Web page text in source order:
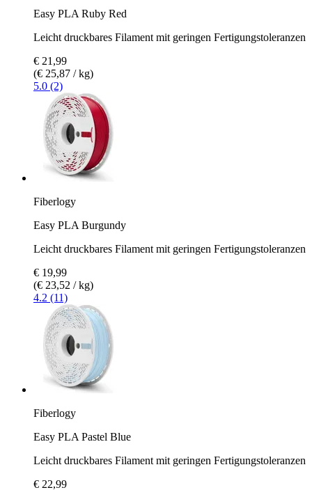
Easy PLA Ruby Red
Leicht druckbares Filament mit geringen Fertigungstoleranzen
€ 21,99
(€ 25,87 / kg)
5.0 (2)
Fiberlogy
Easy PLA Burgundy
Leicht druckbares Filament mit geringen Fertigungstoleranzen
€ 19,99
(€ 23,52 / kg)
4.2 (11)
Fiberlogy
Easy PLA Pastel Blue
Leicht druckbares Filament mit geringen Fertigungstoleranzen
€ 22,99